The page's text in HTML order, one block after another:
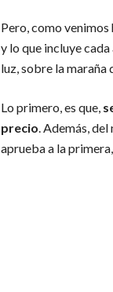
Pero, como
y lo que incluye
luz, sobre la maraña
Lo primero, es que,
precio. Además,
aprueba a la